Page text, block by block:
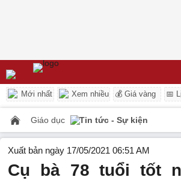
Mới nhất Xem nhiều 💰 Giá vàng 📅
Giáo dục Tin tức - Sự kiện
Xuất bản ngày 17/05/2021 06:51 AM
Cụ bà 78 tuổi tốt